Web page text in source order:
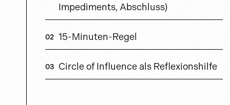
Impediments, Abschluss)
15-Minuten-Regel
Circle of Influence als Reflexionshilfe